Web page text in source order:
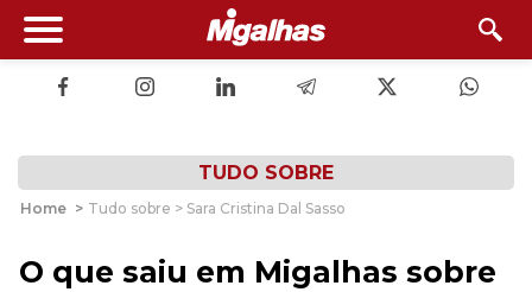
TUDO SOBRE
Home > Tudo sobre > Sara Cristina Dal Sasso
O que saiu em Migalhas sobre